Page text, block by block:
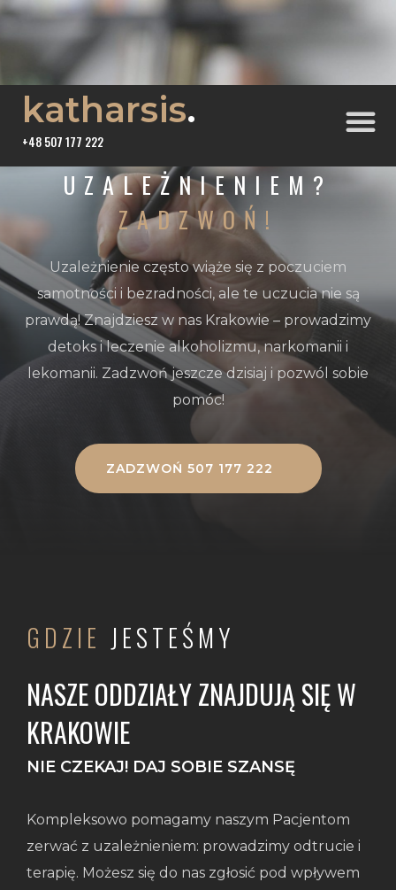
katharsis.
+48 507 177 222WALCZYSZ Z
UZALEŻNIENIEM?
ZADZWOŃ!
Uzależnienie często wiąże się z poczuciem
samotności i bezradności, ale te uczucia nie są
prawdą! Znajdziesz w nas Krakowie – prowadzimy
detoks i leczenie alkoholizmu, narkomanii i
lekomanii. Zadzwoń jeszcze dzisiaj i pozwól sobie
pomóc!
ZADZWOŃ 507 177 222
GDZIE JESTEŚMY
NASZE ODDZIAŁY ZNAJDUJĄ SIĘ W
KRAKOWIE
NIE CZEKAJ! DAJ SOBIE SZANSĘ
Kompleksowo pomagamy naszym Pacjentom
zerwać z uzależnieniem: prowadzimy odtrucie i
terapię. Możesz się do nas zgłosić pod wpływem